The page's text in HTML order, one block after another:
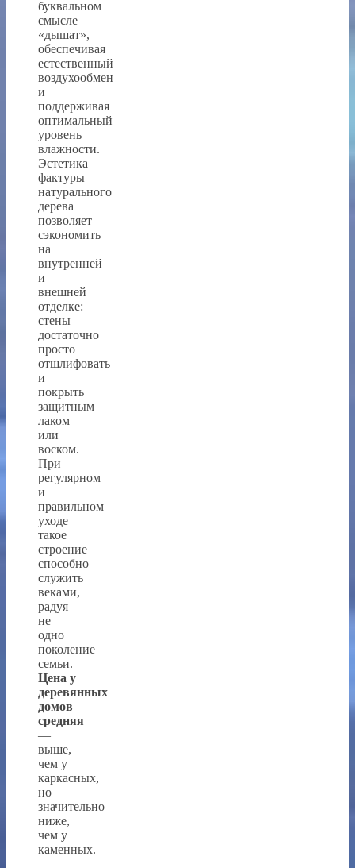
буквальном
смысле
«дышат»,
обеспечивая
естественный
воздухообмен
и
поддерживая
оптимальный
уровень
влажности.
Эстетика
фактуры
натурального
дерева
позволяет
сэкономить
на
внутренней
и
внешней
отделке:
стены
достаточно
просто
отшлифовать
и
покрыть
защитным
лаком
или
воском.
При
регулярном
и
правильном
уходе
такое
строение
способно
служить
веками,
радуя
не
одно
поколение
семьи.
Цена у
деревянных
домов
средняя
—
выше,
чем у
каркасных,
но
значительно
ниже,
чем у
каменных.